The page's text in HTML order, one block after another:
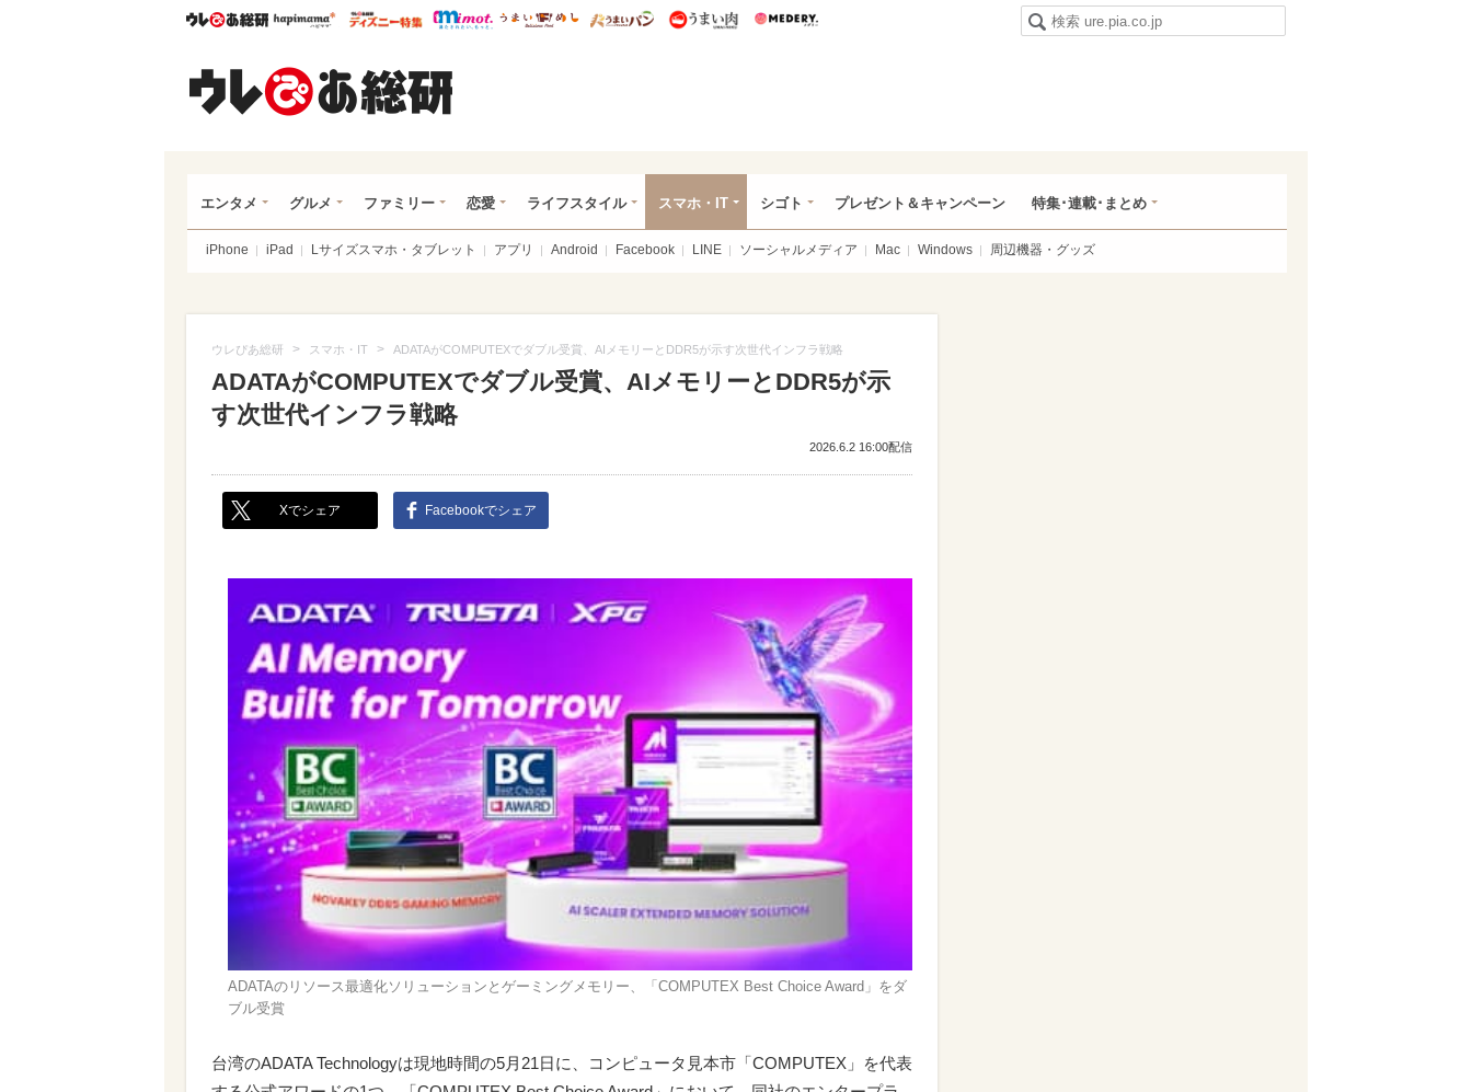
ウレぴあ総研ハピママ* ウレぴあ総研 ディズニー特集
mimot. うまいめし うまいパン うまい肉
エンタメ グルメ ファミリー 恋愛 ライフスタイル スマホ・IT シゴト プレゼント＆キャンペーン 特集･連載･まとめ
iPhone iPad Lサイズスマホ・タブレット アプリ Android Facebook LINE ソーシャルメディア Mac Windows 周辺機器・グッズ
ウレぴあ総研 > スマホ・IT > ADATAがCOMPUTEXでダブル受賞、AIメモリーとDDR5が示す次世代インフラ戦略
ADATAがCOMPUTEXでダブル受賞、AIメモリーとDDR5が示
す次世代インフラ戦略
2026.6.2 16:00配信
Xでシェア Facebookでシェア
ADATAのリソース最適化ソリューションとゲーミングメモリー、「COMPUTEX Best Choice Award」をダ
ブル受賞
台湾のADATA Technologyは現地時間の5月21日に、コンピュータ見本市「COMPUTEX」を代表